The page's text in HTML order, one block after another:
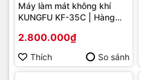
Máy làm mát không khí
KUNGFU KF-35C | Hàng
2.800.000₫
Thích So sánh